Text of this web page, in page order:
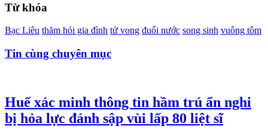
Từ khóa
Bạc Liêu thăm hỏi gia đình tử vong đuối nước song sinh vuông tôm
Tin cùng chuyên mục
Huế xác minh thông tin hầm trú ẩn nghi
bị hỏa lực đánh sập vùi lấp 80 liệt sĩ